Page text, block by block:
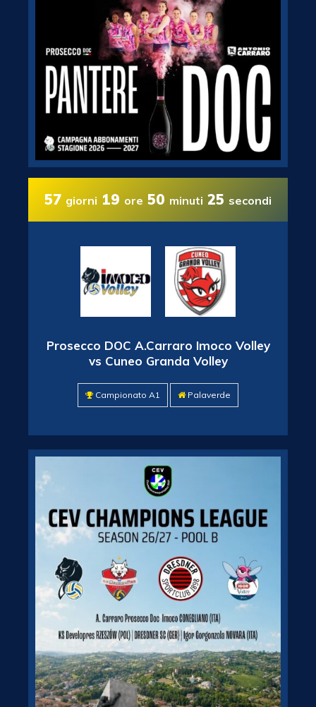
57 giorni 19 ore 50 minuti 24 secondi
Prosecco DOC A.Carraro Imoco Volley
vs Cuneo Granda Volley
Campionato A1 Palaverde